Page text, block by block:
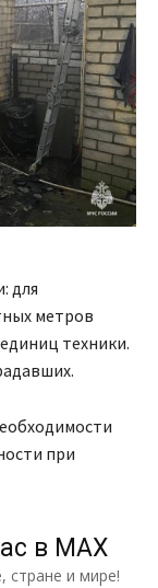
для
метров
техники.
при
в МАХ
стране и мире!